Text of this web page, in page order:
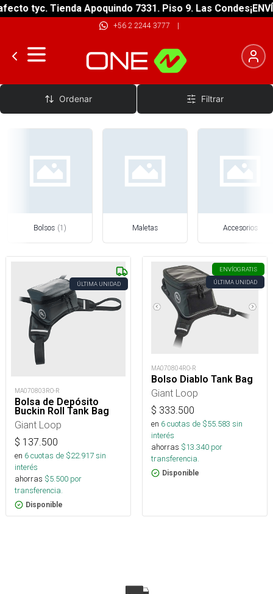
tyc. Tienda Apoquindo 7331. Piso 9. Las Condes
+56 2 2244 3777 |
Bolsos Y Maletas Big Trail
Ordenar Filtrar
Bolsos (1 ) Maletas Accesorios
ÚLTIMA UNIDAD
MA070803RO-R
Bolsa de Depósito
Buckin Roll Tank Bag
Giant Loop
$ 137.500
en 6cuotas de $22.917sin
interés
ahorras $5.500 por
transferencia.
Disponible
ENVÍOGRATIS
ÚLTIMA UNIDAD
MA070804RO-R
Bolso Diablo Tank Bag
Giant Loop
$ 333.500
en 6cuotas de $55.583 sin
interés
ahorras $13.340 por
transferencia.
Disponible